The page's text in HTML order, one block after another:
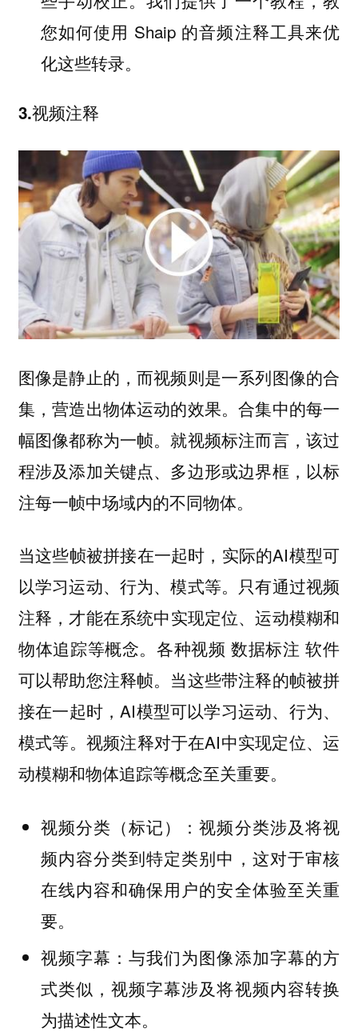
您如何使用 Shaip 的音频注释工具来优
化这些转录。
3.视频注释
图像是静止的，而视频则是一系列图像的合
集，营造出物体运动的效果。合集中的每一
幅图像都称为一帧。就视频标注而言，该过
程涉及添加关键点、多边形或边界框，以标
注每一帧中场域内的不同物体。
当这些帧被拼接在一起时，实际的AI模型可
以学习运动、行为、模式等。只有通过视频
注释 ，才能在系统中实现定位、运动模糊和
物体追踪等概念。各种视频 数据标注 软件
可以帮助您注释帧。当这些带注释的帧被拼
接在一起时，AI模型可以学习运动、行为、
模式等。视频注释对于在AI中实现定位、运
动模糊和物体追踪等概念至关重要。
视频分类（标记）：视频分类涉及将视
频内容分类到特定类别中，这对于审核
在线内容和确保用户的安全体验至关重
要。
视频字幕： 与我们为图像添加字幕的方
式类似，视频字幕涉及将视频内容转换
为描述性文本。